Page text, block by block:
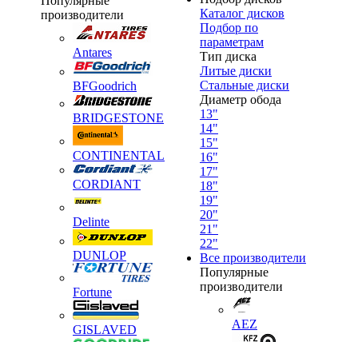
производители
Antares
BFGoodrich
BRIDGESTONE
CONTINENTAL
CORDIANT
Delinte
DUNLOP
Fortune
GISLAVED
Каталог дисков
Подбор по
параметрам
Тип диска
Литые диски
Стальные диски
Диаметр обода
13"
14"
15"
16"
17"
18"
19"
20"
21"
22"
Все производители
Популярные
производители
AEZ